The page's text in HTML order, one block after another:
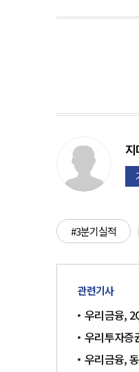
#3분기실적
관련기사
우리금융,
우리투자증
우리금융,